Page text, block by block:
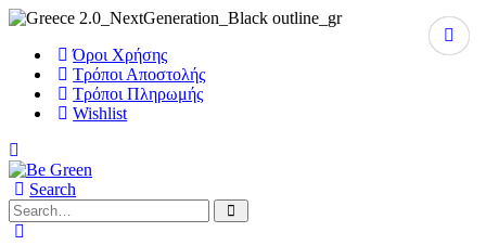
Όροι Χρήσης
Τρόποι Αποστολής
Τρόποι Πληρωμής
Wishlist
Search